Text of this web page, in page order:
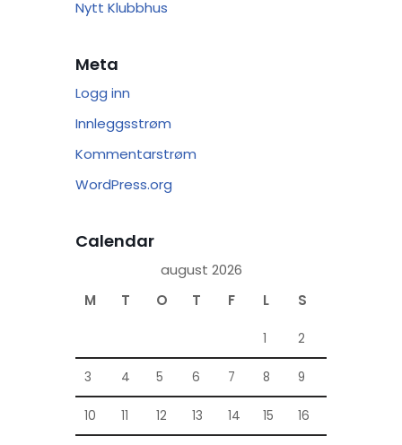
Nytt Klubbhus
Meta
Logg inn
Innleggsstrøm
Kommentarstrøm
WordPress.org
Calendar
august 2026
M
T O T F L S
1 2
3 4 5 6 7 8 9
10 11 12 13 14 15 16